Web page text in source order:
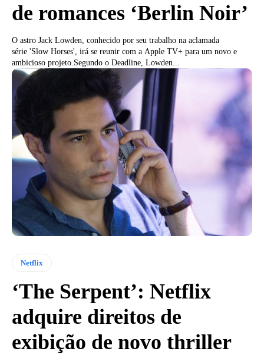
de romances ‘Berlin Noir’
O astro Jack Lowden, conhecido por seu trabalho na aclamada
série 'Slow Horses', irá se reunir com a Apple TV+ para um novo e
ambicioso projeto.Segundo o Deadline, Lowden...
Netflix
‘The Serpent’: Netflix
adquire direitos de
exibição de novo thriller